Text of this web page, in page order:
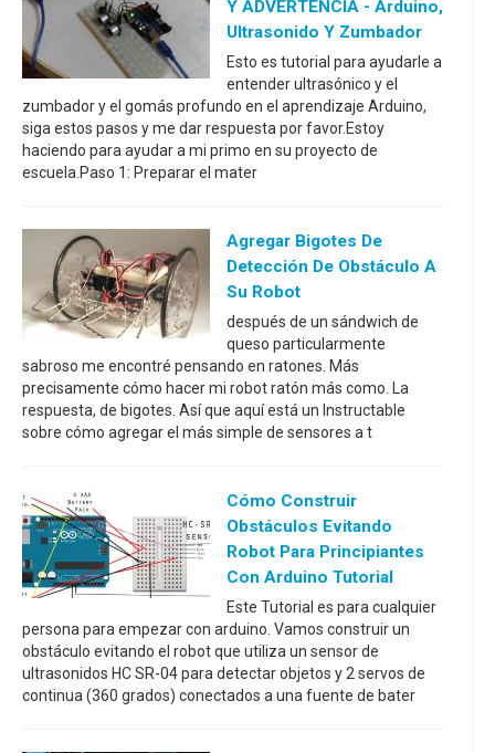
Y ADVERTENCIA - Arduino,
Ultrasonido Y Zumbador
Esto es tutorial para ayudarle a
entender ultrasónico y el
zumbador y el gomás profundo en el aprendizaje Arduino,
siga estos pasos y me dar respuesta por favor.Estoy
haciendo para ayudar a mi primo en su proyecto de
escuela.Paso 1: Preparar el mater
Agregar Bigotes De
Detección De Obstáculo A
Su Robot
después de un sándwich de
queso particularmente
sabroso me encontré pensando en ratones. Más
precisamente cómo hacer mi robot ratón más como. La
respuesta, de bigotes. Así que aquí está un Instructable
sobre cómo agregar el más simple de sensores a t
Cómo Construir
Obstáculos Evitando
Robot Para Principiantes
Con Arduino Tutorial
Este Tutorial es para cualquier
persona para empezar con arduino. Vamos construir un
obstáculo evitando el robot que utiliza un sensor de
ultrasonidos HC SR-04 para detectar objetos y 2 servos de
continua (360 grados) conectados a una fuente de bater